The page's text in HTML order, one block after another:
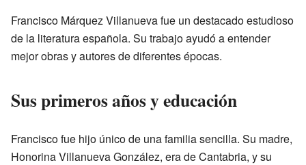
Francisco Márquez Villanueva fue un destacado estudioso
de la literatura española. Su trabajo ayudó a entender
mejor obras y autores de diferentes épocas.
Sus primeros años y educación
Francisco fue hijo único de una familia sencilla. Su madre,
Honorina Villanueva González, era de Cantabria, y su